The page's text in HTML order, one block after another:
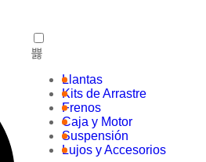
Llantas
Kits de Arrastre
Frenos
Caja y Motor
Suspensión
Lujos y Accesorios